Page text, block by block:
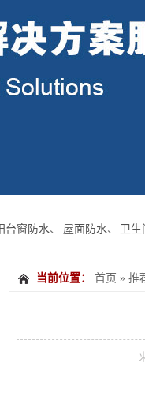
台窗防水、 屋面防水、 卫
当前位置： 首页 » 推